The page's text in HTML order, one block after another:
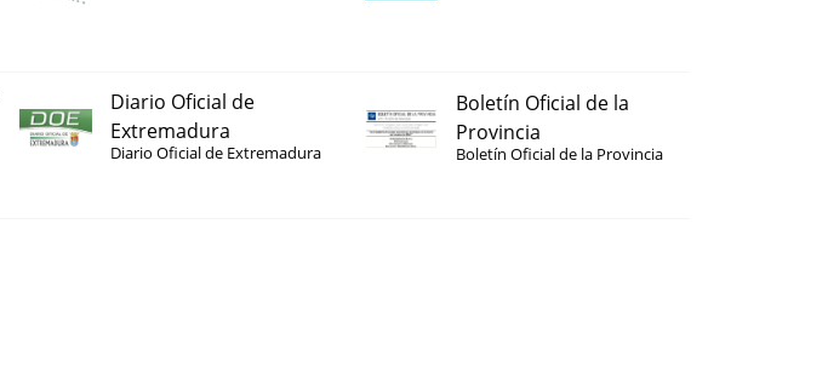
Diario Oficial de
Extremadura
Diario Oficial de Extremadura
Boletín Oficial de la
Provincia
Boletín Oficial de la Provincia